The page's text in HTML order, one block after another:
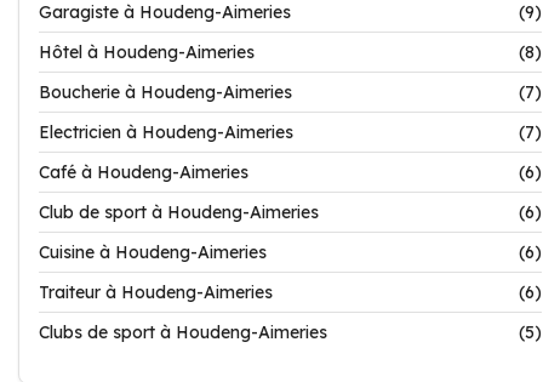
Garagiste à Houdeng-Aimeries
(9)
Hôtel à Houdeng-Aimeries
(8)
Boucherie à Houdeng-Aimeries
(7)
Electricien à Houdeng-Aimeries
(7)
Café à Houdeng-Aimeries
(6)
Club de sport à Houdeng-Aimeries
(6)
Cuisine à Houdeng-Aimeries
(6)
Traiteur à Houdeng-Aimeries
(6)
Clubs de sport à Houdeng-Aimeries
(5)